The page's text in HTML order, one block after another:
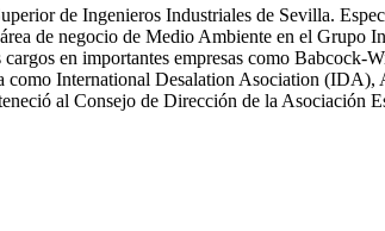
de Ingenieros Industriales de Sevilla.
de negocio de Medio Ambiente en el Grupo
en importantes empresas como
como International Desalation Asociation
al Consejo de Dirección de la Asociación